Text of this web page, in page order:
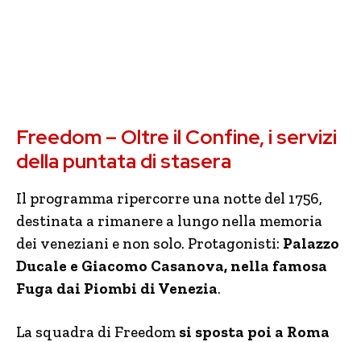
Freedom – Oltre il Confine, i servizi
della puntata di stasera
Il programma ripercorre una notte del 1756,
destinata a rimanere a lungo nella memoria
dei veneziani e non solo. Protagonisti: Palazzo
Ducale e Giacomo Casanova, nella famosa
Fuga dai Piombi di Venezia.
La squadra di Freedom si sposta poi a Roma